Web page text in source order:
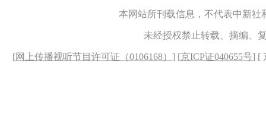
本网站所刊载信息，不代表中新
未经授权禁止转载、摘编、
[网上传播视听节目许可证（0106168） ] [京ICP证040655号] [